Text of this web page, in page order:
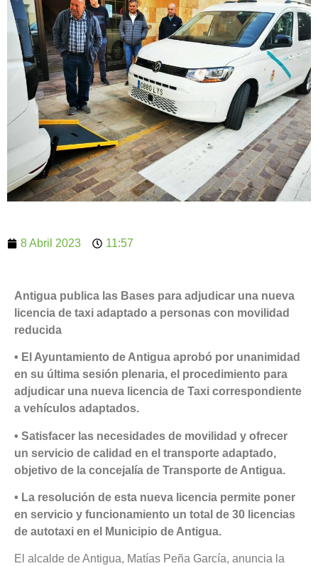
8 Abril 2023 11:57
Antigua publica las Bases para adjudicar una nueva
licencia de taxi adaptado a personas con movilidad
reducida
• El Ayuntamiento de Antigua aprobó por unanimidad
en su última sesión plenaria, el procedimiento para
adjudicar una nueva licencia de Taxi correspondiente
a vehículos adaptados.
• Satisfacer las necesidades de movilidad y ofrecer
un servicio de calidad en el transporte adaptado,
objetivo de la concejalía de Transporte de Antigua.
• La resolución de esta nueva licencia permite poner
en servicio y funcionamiento un total de 30 licencias
de autotaxi en el Municipio de Antigua.
El alcalde de Antigua, Matías Peña García, anuncia la